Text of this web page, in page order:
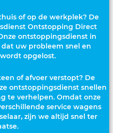
of op de werkplek? De
Ontstopping Direct
ontstoppingsdienst in
uw probleem snel en
opgelost.
of afvoer verstopt? De
ontstoppingsdienst snellen
te verhelpen. Omdat onze
service wagens
zijn we altijd snel ter